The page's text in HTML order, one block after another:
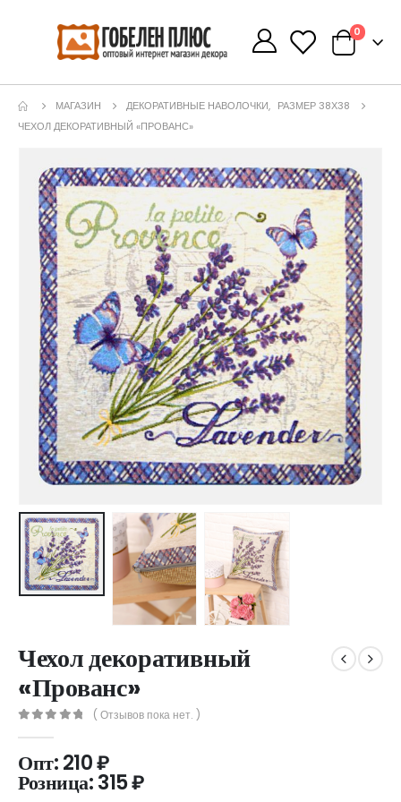
0 0
МАГАЗИН ДЕКОРАТИВНЫЕ НАВОЛОЧКИ, РАЗМЕР 38Х38
ЧЕХОЛ ДЕКОРАТИВНЫЙ «ПРОВАНС»
Чехол декоративный
«Прованс»
( Отзывов пока нет. )
Опт:210₽
Розница:315₽